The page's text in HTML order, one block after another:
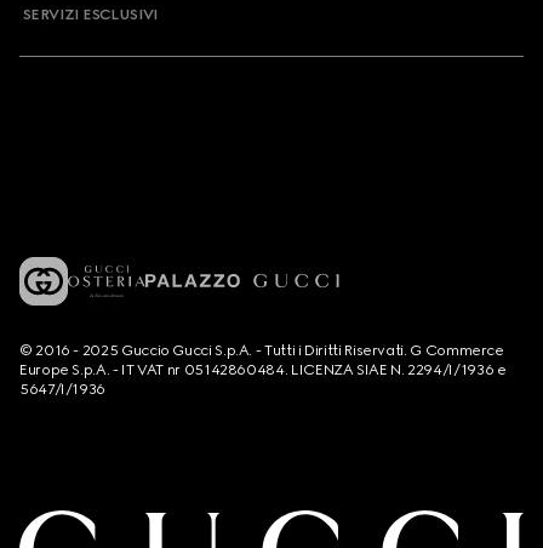
SERVIZI ESCLUSIVI
© 2016 - 2025 Guccio Gucci S.p.A. - Tutti i Diritti Riservati. G Commerce
Europe S.p.A. - IT VAT nr 05142860484. LICENZA SIAE N. 2294/I/1936 e
5647/I/1936